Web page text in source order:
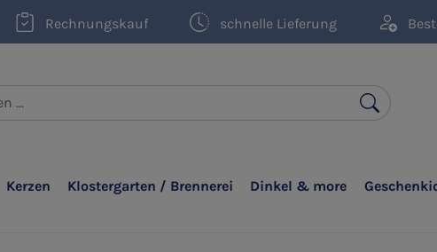
Rechnungskauf schnelle Lieferung
Kerzen Klostergarten / Brennerei Dinkel & more